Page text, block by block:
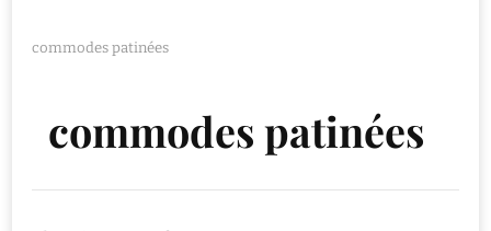
commodes patinées
commodes patinées